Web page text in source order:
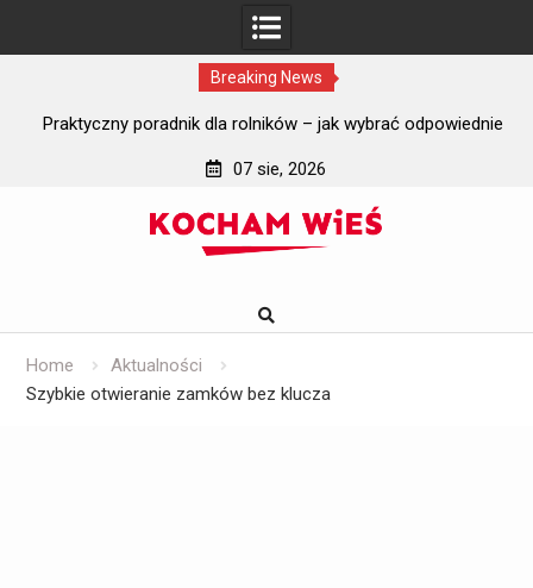
Breaking News
Praktyczny poradnik dla rolników – jak wybrać odpowiednie
07 sie, 2026
Home
Aktualności
Szybkie otwieranie zamków bez klucza